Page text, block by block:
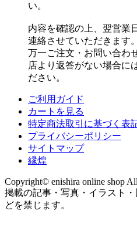
い。
内容を確認の上、翌営業
連絡させていただきます。
万一ご注文・お問い合わ
店より返答がない場合に
ださい。
ご利用ガイド
カートを見る
特定商法取引に基づく表
プライバシーポリシー
サイトマップ
縁煌
Copyright© enishira online shop
掲載の記事・写真・イラスト
どを禁じます。